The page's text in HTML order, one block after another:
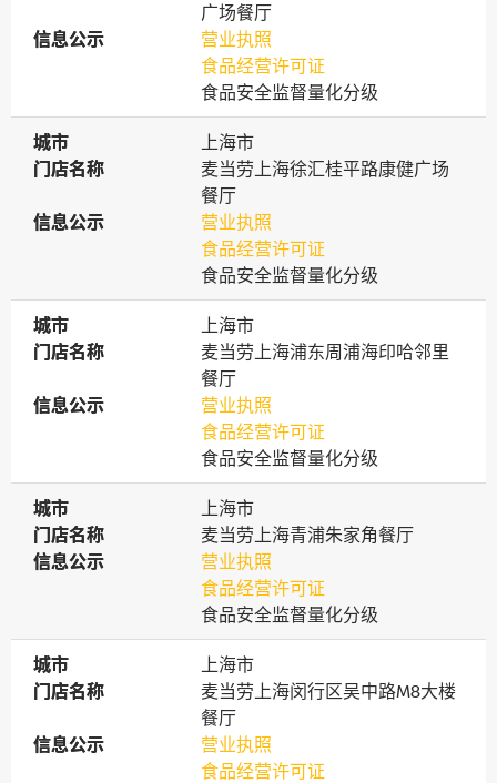
广场餐厅
信息公示
信息公示
营业执照
食品经营许可证
食品安全监督量化分级
城市
城市
上海市
门店名称
门店名称
麦当劳上海徐汇桂平路康健广场
餐厅
信息公示
信息公示
营业执照
食品经营许可证
食品安全监督量化分级
城市
城市
上海市
门店名称
门店名称
麦当劳上海浦东周浦海印哈邻里
餐厅
信息公示
信息公示
营业执照
食品经营许可证
食品安全监督量化分级
城市
城市
上海市
门店名称
门店名称
麦当劳上海青浦朱家角餐厅
信息公示
信息公示
营业执照
食品经营许可证
食品安全监督量化分级
城市
城市
上海市
门店名称
门店名称
麦当劳上海闵行区吴中路M8大楼
餐厅
信息公示
信息公示
营业执照
食品经营许可证